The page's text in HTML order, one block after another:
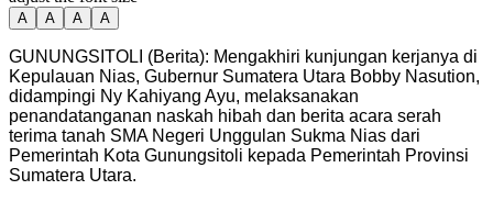
A A A A
GUNUNGSITOLI (Berita): Mengakhiri kunjungan kerjanya di
Kepulauan Nias, Gubernur Sumatera Utara Bobby Nasution,
didampingi Ny Kahiyang Ayu, melaksanakan
penandatanganan naskah hibah dan berita acara serah
terima tanah SMA Negeri Unggulan Sukma Nias dari
Pemerintah Kota Gunungsitoli kepada Pemerintah Provinsi
Sumatera Utara.